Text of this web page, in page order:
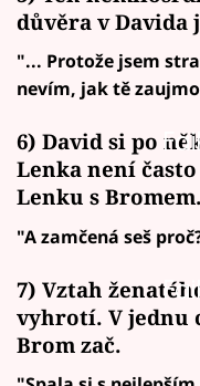
důvěra v Davida
"... Protože jsem
nevím, jak tě
6) David si po
Lenka není
Lenku s Bromem.
"A zamčená seš
7) Vztah
vyhrotí. V jednu
Brom zač.